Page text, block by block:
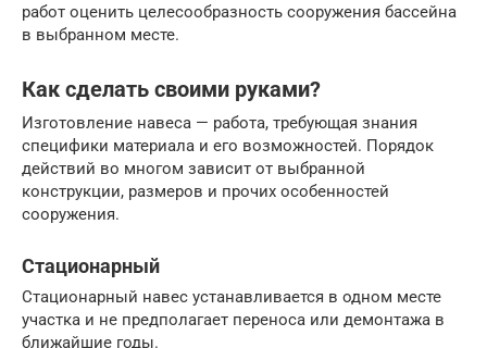
работ оценить целесообразность сооружения бассейна
в выбранном месте.
Как сделать своими руками?
Изготовление навеса — работа, требующая знания
специфики материала и его возможностей. Порядок
действий во многом зависит от выбранной
конструкции, размеров и прочих особенностей
сооружения.
Стационарный
Стационарный навес устанавливается в одном месте
участка и не предполагает переноса или демонтажа в
ближайшие годы.